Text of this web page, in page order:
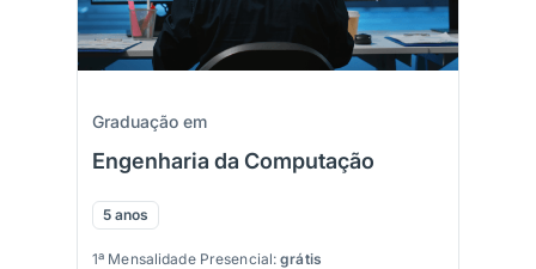
Graduação em
Engenharia da Computação
5 anos
1ª Mensalidade Presencial:grátis